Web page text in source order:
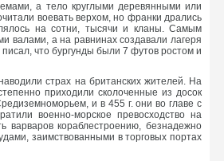
а тело круглыми деревянными или
воевать верхом, но франки дрались
на сотни, тысячи и кланы. Самым
валами, а на равнинах создавали лагеря
что бургунды были 7 футов ростом и
страх на британских жителей. На
приходили сколоченные из досок
и в 455 г. они во главе с
военно-морское превосходство на
кораблестроению, безнадежно
заимствованными в торговых портах